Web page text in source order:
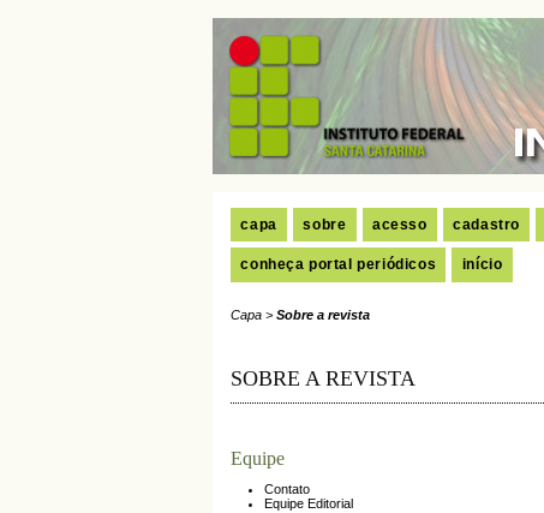
capa sobre acesso cadastro
conheça portal periódicos início
Capa > Sobre a revista
SOBRE A REVISTA
Equipe
Contato
Equipe Editorial